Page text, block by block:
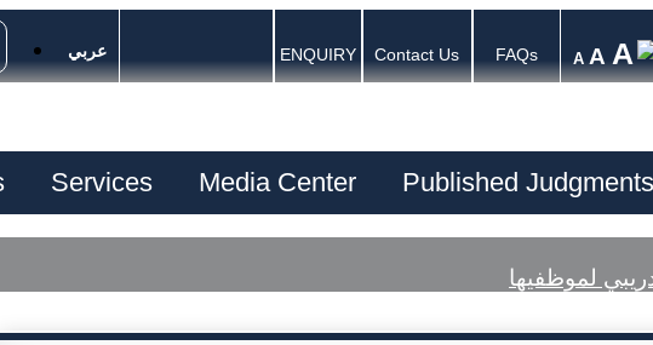
عربي ENQUIRY Contact Us FAQs A A A
Services Media Center Published Judgments
لموظفيها